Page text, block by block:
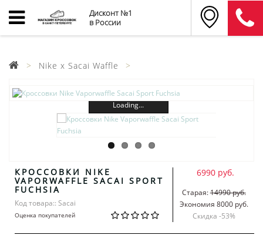
Дисконт №1
в России
Nike x Sacai Waffle
Loading...
КРОССОВКИ NIKE
VAPORWAFFLE SACAI SPORT
FUCHSIA
Код товара:: Sacai
Оценка покупателей
6990 руб.
Старая:14990 руб.
Экономия 8000 руб.
Скидка -53%